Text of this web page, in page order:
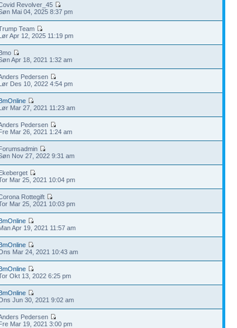
Revolver_45
Mai 04, 2025 8:37 pm
Team
Apr 12, 2025 11:19 pm
Apr 18, 2021 1:32 am
Pedersen
Des 10, 2022 4:54 pm
Mar 27, 2021 11:23 am
Pedersen
Mar 26, 2021 1:24 am
Nov 27, 2022 9:31 am
Mar 25, 2021 10:04 pm
Rottegift
Mar 25, 2021 10:03 pm
Apr 19, 2021 11:57 am
Mar 24, 2021 10:43 am
Okt 13, 2022 6:25 pm
Jun 30, 2021 9:02 am
Pedersen
Mar 19, 2021 3:00 pm